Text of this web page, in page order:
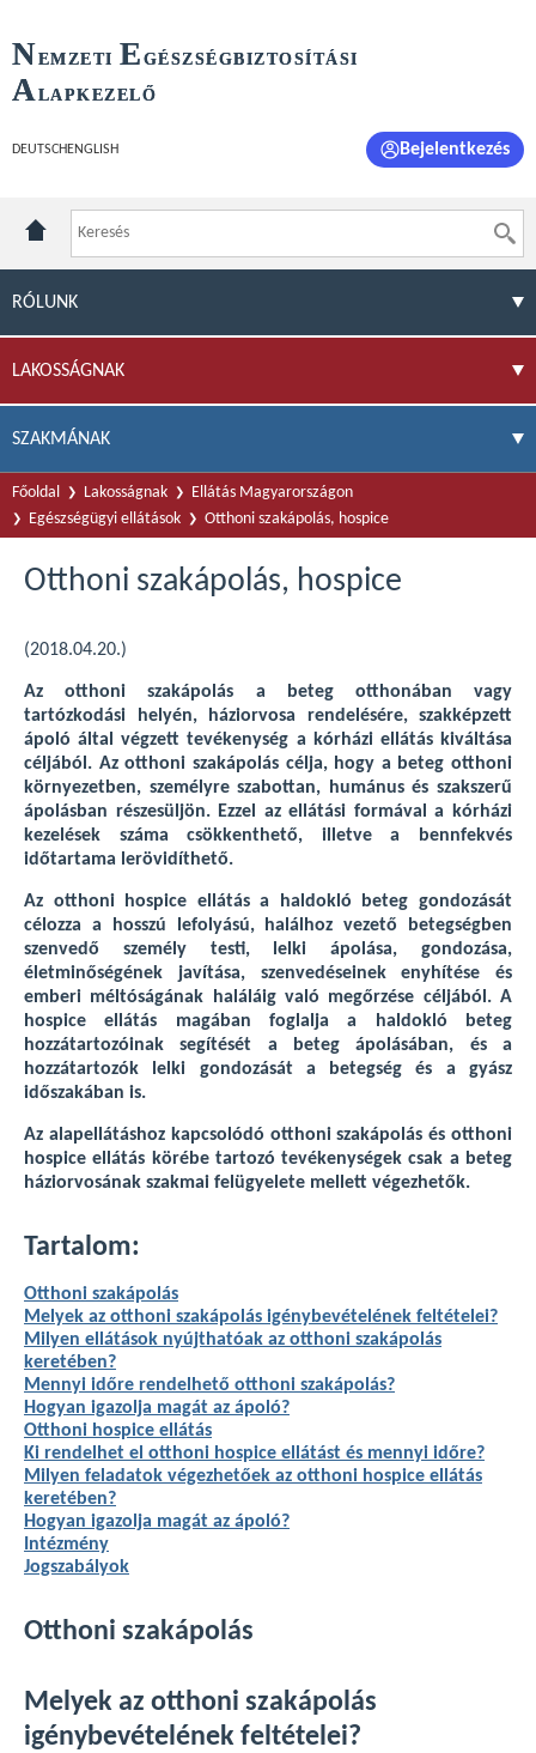
NEMZETI E GÉSZSÉGBIZTOSÍTÁSI
ALAPKEZELŐ
DEUTSCH ENGLISH Bejelentkezés
RÓLUNK
LAKOSSÁGNAK
SZAKMÁNAK
Főoldal Lakosságnak
Ellátás Magyarországon
Egészségügyi ellátások
Otthoni szakápolás, hospice
Otthoni szakápolás, hospice
(2018.04.20.)
Az otthoni szakápolás a beteg otthonában vagy
tartózkodási helyén, háziorvosa rendelésére, szakképzett
ápoló által végzett tevékenység a kórházi ellátás kiváltása
céljából. Az otthoni szakápolás célja, hogy a beteg otthoni
környezetben, személyre szabottan, humánus és szakszerű
ápolásban részesüljön. Ezzel az ellátási formával a kórházi
kezelések száma csökkenthető, illetve a bennfekvés
időtartama lerövidíthető.
Az otthoni hospice ellátás a haldokló beteg gondozását
célozza a hosszú lefolyású, halálhoz vezető betegségben
szenvedő személy testi, lelki ápolása, gondozása,
életminőségének javítása, szenvedéseinek enyhítése és
emberi méltóságának haláláig való megőrzése céljából. A
hospice ellátás magában foglalja a haldokló beteg
hozzátartozóinak segítését a beteg ápolásában, és a
hozzátartozók lelki gondozását a betegség és a gyász
időszakában is.
Az alapellátáshoz kapcsolódó otthoni szakápolás és otthoni
hospice ellátás körébe tartozó tevékenységek csak a beteg
háziorvosának szakmai felügyelete mellett végezhetők.
Tartalom:
Otthoni szakápolás
Melyek az otthoni szakápolás igénybevételének feltételei?
Milyen ellátások nyújthatóak az otthoni szakápolás
keretében?
Mennyi időre rendelhető otthoni szakápolás?
Hogyan igazolja magát az ápoló?
Otthoni hospice ellátás
Ki rendelhet el otthoni hospice ellátást és mennyi időre?
Milyen feladatok végezhetőek az otthoni hospice ellátás
keretében?
Hogyan igazolja magát az ápoló?
Intézmény
Jogszabályok
Otthoni szakápolás
Melyek az otthoni szakápolás
igénybevételének feltételei?